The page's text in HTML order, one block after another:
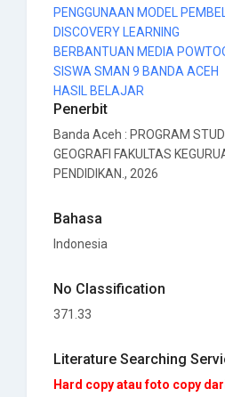
PENGGUNAAN MODEL
DISCOVERY LEARNING
BERBANTUAN MEDIA
SISWA SMAN 9 BANDA ACEH
HASIL BELAJAR
Penerbit
Banda Aceh : PROGRAM
GEOGRAFI FAKULTAS
PENDIDIKAN., 2026
Bahasa
Indonesia
No Classification
371.33
Literature Searching
Hard copy atau foto copy